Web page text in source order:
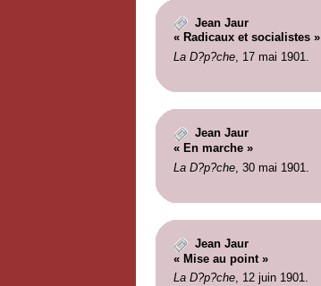
Jean Jaur
« Radicaux et socialistes »
La D?p?che, 17 mai 1901.
Jean Jaur
« En marche »
La D?p?che, 30 mai 1901.
Jean Jaur
« Mise au point »
La D?p?che, 12 juin 1901.